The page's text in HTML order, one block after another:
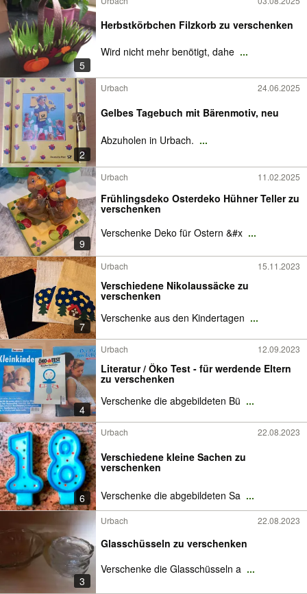
5
Herbstkörbchen Filzkorb zu verschenken
Wird nicht mehr benötigt, dahe ...
2
Urbach 24.06.2025
Gelbes Tagebuch mit Bärenmotiv, neu
Abzuholen in Urbach. ...
9
Urbach 11.02.2025
Frühlingsdeko Osterdeko Hühner Teller zu
verschenken
Verschenke Deko für Ostern &#x ...
7
Urbach 15.11.2023
Verschiedene Nikolaussäcke zu
verschenken
Verschenke aus den Kindertagen ...
4
Urbach 12.09.2023
Literatur / Öko Test - für werdende Eltern
zu verschenken
Verschenke die abgebildeten Bü ...
6
Urbach 22.08.2023
Verschiedene kleine Sachen zu
verschenken
Verschenke die abgebildeten Sa ...
3
Urbach 22.08.2023
Glasschüsseln zu verschenken
Verschenke die Glasschüsseln a ...